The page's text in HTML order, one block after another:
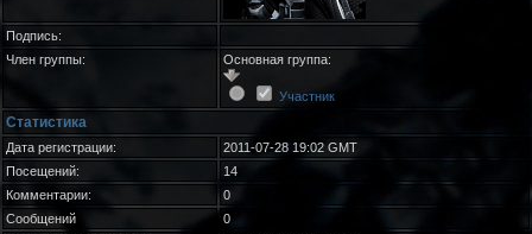
Подпись:
Член группы:
Основная группа:
Участник
Статистика
Дата регистрации:
2011-07-28 19:02 GMT
Посещений:
14
Комментарии:
0
Сообщений
0